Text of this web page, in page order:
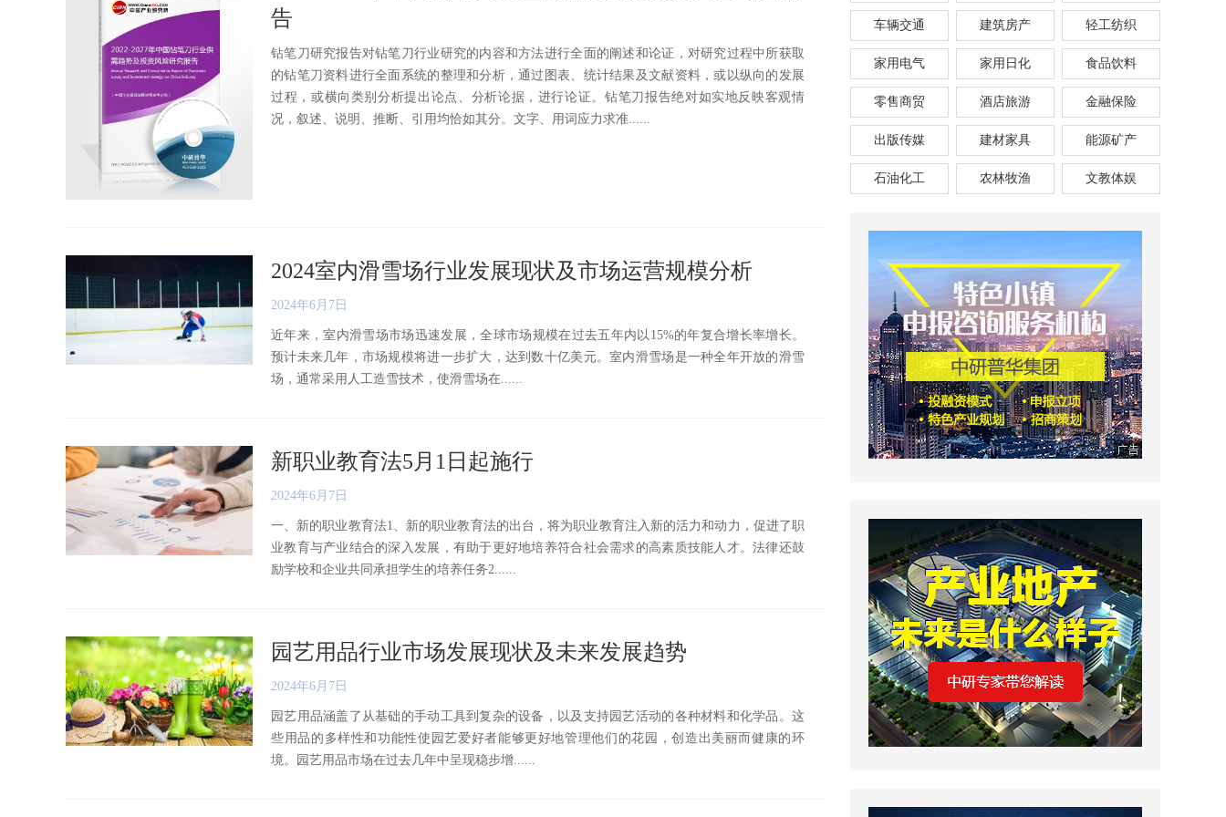
告
钻笔刀研究报告对钻笔刀行业研究的内容和方法进行全面的阐述和论证，对研究过程中所获取
的钻笔刀资料进行全面系统的整理和分析，通过图表、统计结果及文献资料，或以纵向的发展
过程，或横向类别分析提出论点、分析论据，进行论证。钻笔刀报告绝对如实地反映客观情
况，叙述、说明、推断、引用均恰如其分。文字、用词应力求准......
2024室内滑雪场行业发展现状及市场运营规模分析
2024年6月7日
近年来，室内滑雪场市场迅速发展，全球市场规模在过去五年内以15%的年复合增长率增长。
预计未来几年，市场规模将进一步扩大，达到数十亿美元。室内滑雪场是一种全年开放的滑雪
场，通常采用人工造雪技术，使滑雪场在......
新职业教育法5月1日起施行
2024年6月7日
一、新的职业教育法1、新的职业教育法的出台，将为职业教育注入新的活力和动力，促进了职
业教育与产业结合的深入发展，有助于更好地培养符合社会需求的高素质技能人才。法律还鼓
励学校和企业共同承担学生的培养任务2......
园艺用品行业市场发展现状及未来发展趋势
2024年6月7日
园艺用品涵盖了从基础的手动工具到复杂的设备，以及支持园艺活动的各种材料和化学品。这
些用品的多样性和功能性使园艺爱好者能够更好地管理他们的花园，创造出美丽而健康的环
境。园艺用品市场在过去几年中呈现稳步增......
车辆交通 建筑房产 轻工纺织
家用电气 家用日化 食品饮料
零售商贸 酒店旅游 金融保险
出版传媒 建材家具 能源矿产
石油化工 农林牧渔 文教体娱